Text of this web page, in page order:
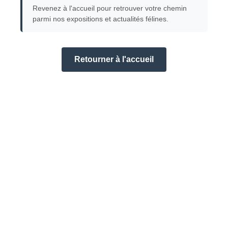
Revenez à l'accueil pour retrouver votre chemin
parmi nos expositions et actualités félines.
Retourner à l'accueil